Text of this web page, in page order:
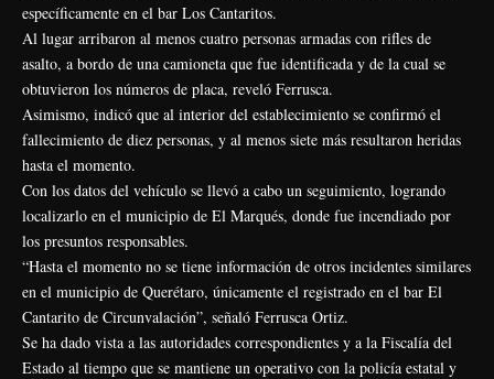
específicamente en el bar Los Cantaritos.
Al lugar arribaron al menos cuatro personas armadas con rifles de
asalto, a bordo de una camioneta que fue identificada y de la cual se
obtuvieron los números de placa, reveló Ferrusca.
Asimismo, indicó que al interior del establecimiento se confirmó el
fallecimiento de diez personas, y al menos siete más resultaron heridas
hasta el momento.
Con los datos del vehículo se llevó a cabo un seguimiento, logrando
localizarlo en el municipio de El Marqués, donde fue incendiado por
los presuntos responsables.
“Hasta el momento no se tiene información de otros incidentes similares
en el municipio de Querétaro, únicamente el registrado en el bar El
Cantarito de Circunvalación”, señaló Ferrusca Ortiz.
Se ha dado vista a las autoridades correspondientes y a la Fiscalía del
Estado al tiempo que se mantiene un operativo con la policía estatal y